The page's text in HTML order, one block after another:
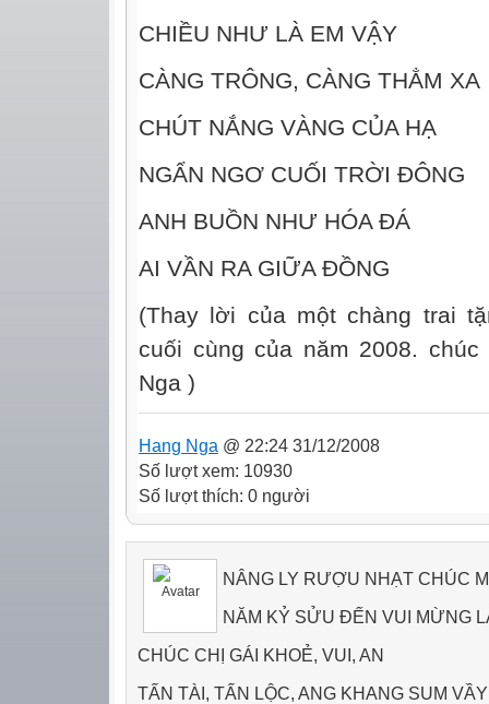
CHIỀU NHƯ LÀ EM VẬY
CÀNG TRÔNG, CÀNG THẲM XA
CHÚT NẮNG VÀNG CỦA HẠ
NGẨN NGƠ CUỐI TRỜI ĐÔNG
ANH BUỒN NHƯ HÓA ĐÁ
AI VẦN RA GIỮA ĐỒNG
(Thay lời của một chàng trai
cuối cùng của năm 2008.
Nga )
Hang Nga @ 22:24 31/12/2008
Số lượt xem: 10930
Số lượt thích: 0 người
NÂNG LY RƯỢU NHẠT CHÚC
NĂM KỶ SỬU ĐẾN VUI MỪNG
CHÚC CHỊ GÁI KHOẺ, VUI, AN
TẤN TÀI, TẤN LỘC, ANG KHANG SUM